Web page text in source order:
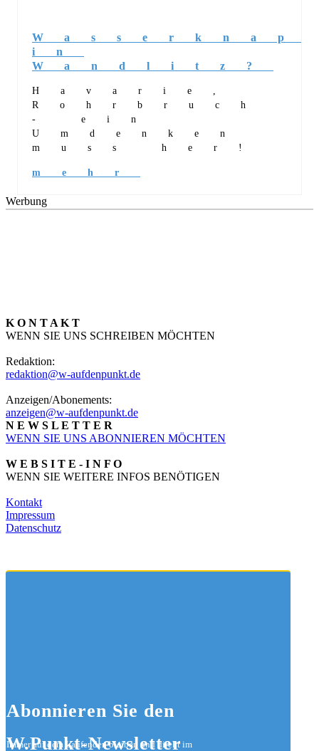
in
Wandlitz?
Havarie,
Rohrbruch
- ein
Umdenken
muss her!
mehr
Werbung
K O N T A K T
WENN SIE UNS SCHREIBEN MÖCHTEN
Redaktion:
redaktion@w-aufdenpunkt.de
Anzeigen/Abonements:
anzeigen@w-aufdenpunkt.de
N E W S L E T T E R
WENN SIE UNS ABONNIEREN MÖCHTEN
W E B S I T E - I N F O
WENN SIE WEITERE INFOS BENÖTIGEN
Kontakt
Impressum
Datenschutz
Abonnieren Sie den
W.Punkt-Newsletter
Immer auf dem Laufenden bleiben und direkt im